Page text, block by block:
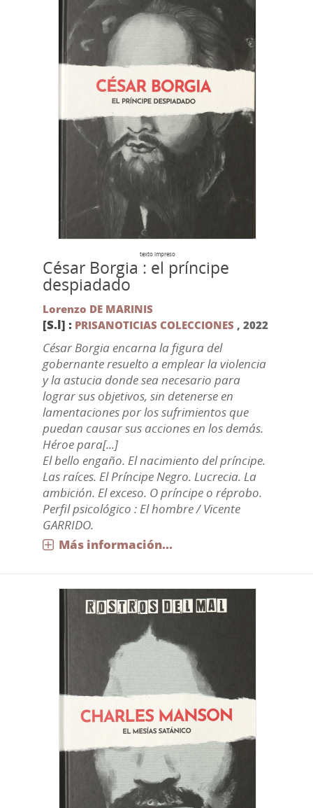
texto impreso
César Borgia : el príncipe
despiadado
Lorenzo DE MARINIS
[S.l] : PRISANOTICIAS COLECCIONES , 2022
César Borgia encarna la figura del
gobernante resuelto a emplear la violencia
y la astucia donde sea necesario para
lograr sus objetivos, sin detenerse en
lamentaciones por los sufrimientos que
puedan causar sus acciones en los demás.
Héroe para[...]
El bello engaño. El nacimiento del príncipe.
Las raíces. El Príncipe Negro. Lucrecia. La
ambición. El exceso. O príncipe o réprobo.
Perfil psicológico : El hombre / Vicente
GARRIDO.
Más información...